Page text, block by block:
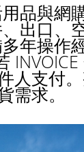
品與網
出口、
年操作
人支付
需求。